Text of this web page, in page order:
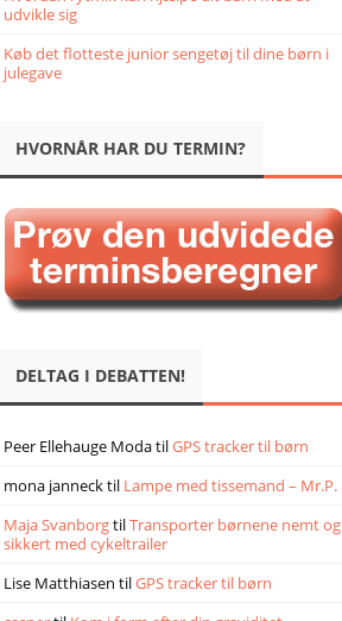
udvikle sig
Køb det flotteste junior sengetøj til dine børn i
julegave
HVORNÅR HAR DU TERMIN?
DELTAG I DEBATTEN!
Peer Ellehauge ModatilGPS tracker til børn
mona jannecktil Lampe med tissemand – Mr.P.
Maja SvanborgtilTransporter børnene nemt og
sikkert med cykeltrailer
Lise Matthiasen tilGPS tracker til børn